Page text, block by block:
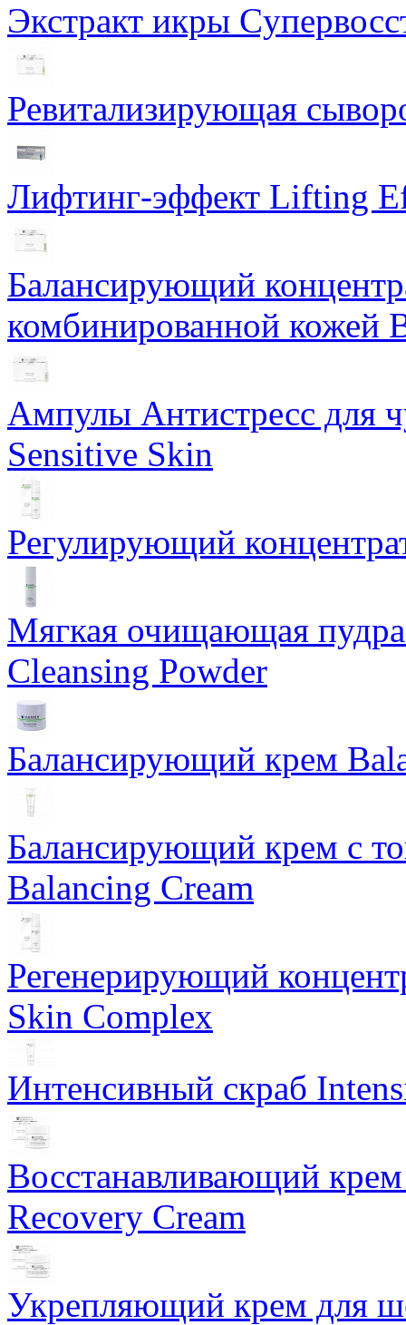
Экстракт икры
Ревитализирующая
Лифтинг-эффект Lifting
Балансирующий
комбинированной кожей
Ампулы Антистресс для
Sensitive Skin
Регулирующий
Мягкая очищающая
Cleansing Powder
Балансирующий крем
Балансирующий крем с
Balancing Cream
Регенерирующий
Skin Complex
Интенсивный скраб
Восстанавливающий
Recovery Cream
Укрепляющий крем для